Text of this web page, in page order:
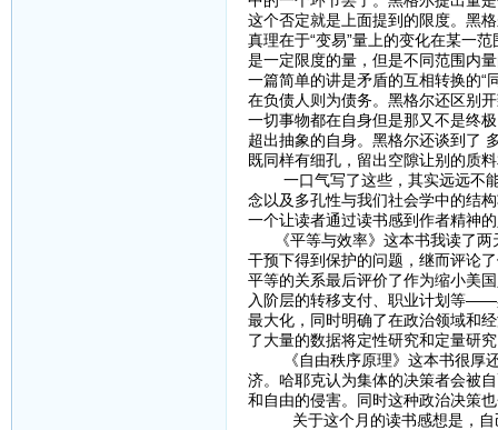
这个否定就是上面提到的限度。黑
真理在于“变易”量上的变化在某一
是一定限度的量，但是不同范围内
一篇简单的讲是矛盾的互相转换的“
在负债人则为债务。黑格尔还区别
一切事物都在自身但是那又不是终
超出抽象的自身。黑格尔还谈到了
既同样有细孔，留出空隙让别的质
一口气写了这些，其实远远不能
念以及多孔性与我们社会学中的结
一个让读者通过读书感到作者精神
《平等与效率》这本书我读了两
干预下得到保护的问题，继而评论
平等的关系最后评价了作为缩小美
入阶层的转移支付、职业计划等——
最大化，同时明确了在政治领域和
了大量的数据将定性研究和定量研
《自由秩序原理》这本书很厚还
济。哈耶克认为集体的决策者会被
和自由的侵害。同时这种政治决策
关于这个月的读书感想是，自己